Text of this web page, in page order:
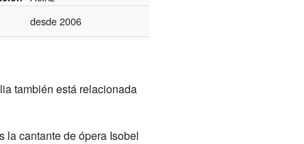
desde 2006
también está relacionada
la cantante de ópera Isobel